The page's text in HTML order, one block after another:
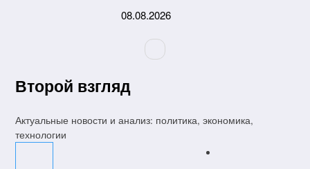
08.08.2026
Второй взгляд
Актуальные новости и анализ: политика, экономика,
технологии